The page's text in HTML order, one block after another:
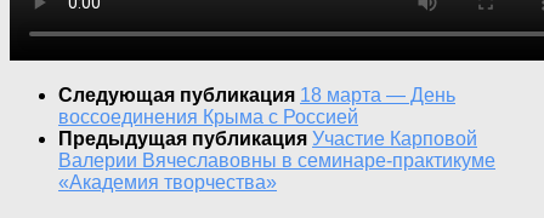
Следующая публикация 18 марта — День
воссоединения Крыма с Россией
Предыдущая публикация Участие Карповой
Валерии Вячеславовны в семинаре-практикуме
«Академия творчества»